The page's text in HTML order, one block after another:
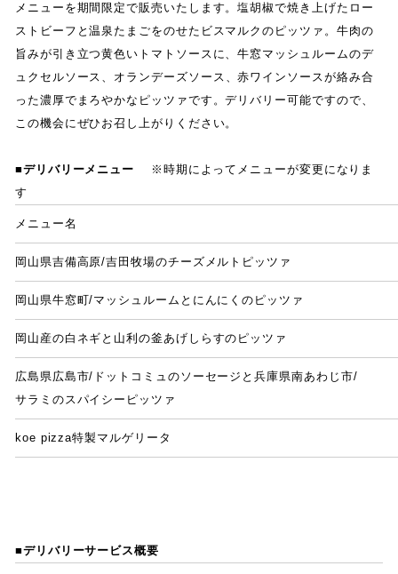
メニューを期間限定で販売いたします。塩胡椒で焼き上げたロー
ストビーフと温泉たまごをのせたビスマルクのピッツァ 。 牛肉の
旨みが引き立つ黄色いトマトソースに、牛窓マッシュルームのデ
ュクセルソース 、 オランデーズソース 、赤ワインソースが絡み合
った濃厚でまろやかなピッツァです 。デリバリー可能ですので、
この機会にぜひお召し上がりください。
■デリバリーメニュー
※時期によってメニューが変更になりま
す
メニュー名
岡山県吉備高原/吉田牧場のチーズメルトピッツァ
岡山県牛窓町/マッシュルームとにんにくのピッツァ
岡山産の白ネギと山利の釜あげしらすのピッツァ
広島県広島市/ ドットコミュのソーセージと兵庫県南あわじ市/
サラミのスパイシーピッツァ
koe pizza特製マルゲリータ
■デリバリーサービス概要